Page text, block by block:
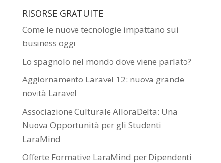
RISORSE GRATUITE
Come le nuove tecnologie impattano sui
business oggi
Lo spagnolo nel mondo dove viene parlato?
Aggiornamento Laravel 12: nuova grande
novità Laravel
Associazione Culturale AlloraDelta: Una
Nuova Opportunità per gli Studenti
LaraMind
Offerte Formative LaraMind per Dipendenti